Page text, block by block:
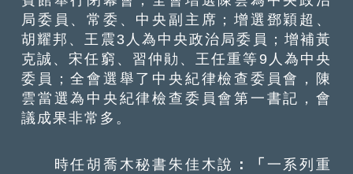
局委員、常委、中央副主席；增選鄧穎超、
胡耀邦、王震3人為中央政治局委員；增補黃
克誠、宋任窮、習仲勛、王任重等9人為中央
委員；全會選舉了中央紀律檢查委員會，陳
雲當選為中央紀律檢查委員會第一書記，會
議成果非常多。
時任胡喬木秘書朱佳木說 ：「 一系列重